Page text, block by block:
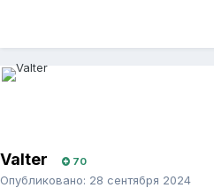
Valter 70
Опубликовано: 28 сентября 2024